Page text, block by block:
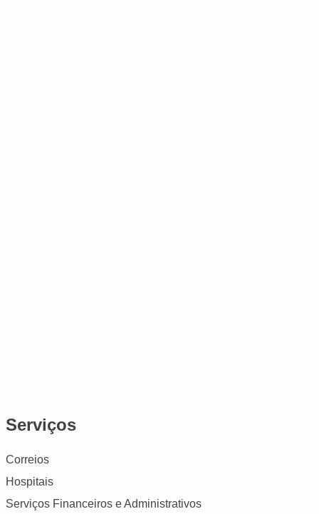
Serviços
Correios
Hospitais
Serviços Financeiros e Administrativos